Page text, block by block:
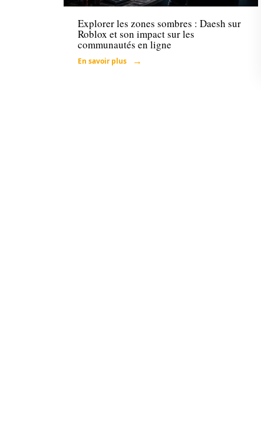
Explorer les zones sombres : Daesh sur
Roblox et son impact sur les
communautés en ligne
En savoir plus